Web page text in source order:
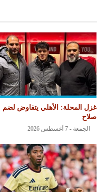
غزل المحلة: الأهلي يتفاوض
صلاح
الجمعة - 7 أغسطس 2026